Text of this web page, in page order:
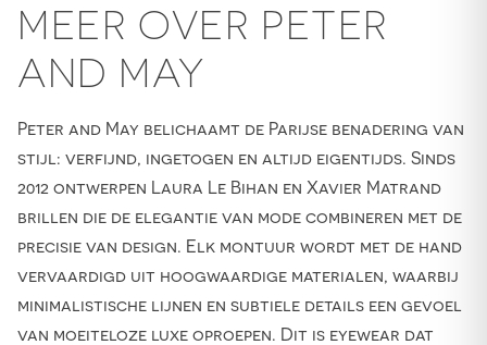
MEER OVER PETER
AND MAY
Peter and May belichaamt de Parijse benadering van
stijl: verfijnd, ingetogen en altijd eigentijds. Sinds
2012 ontwerpen Laura Le Bihan en Xavier Matrand
brillen die de elegantie van mode combineren met de
precisie van design. Elk montuur wordt met de hand
vervaardigd uit hoogwaardige materialen, waarbij
minimalistische lijnen en subtiele details een gevoel
van moeiteloze luxe oproepen. Dit is eyewear dat